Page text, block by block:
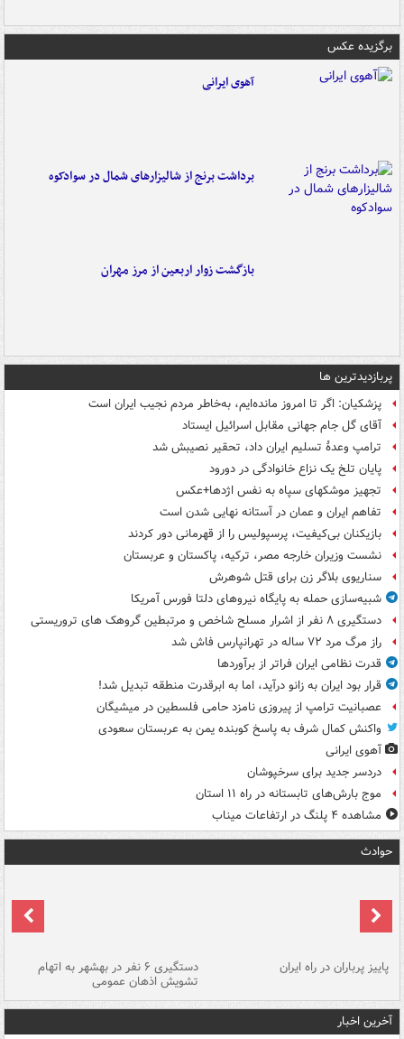
برگزیده عکس
آهوی ایرانی
برداشت برنج از شالیزارهای شمال در سوادکوه
بازگشت زوار اربعین از مرز مهران
پربازدیدترین ها
پزشکیان: اگر تا امروز مانده‌ایم، به‌خاطر مردم نجیب ایران است
آقای گل جام جهانی مقابل اسرائیل ایستاد
ترامپ وعدۀ تسلیم ایران داد، تحقیر نصیبش شد
پایان تلخ یک نزاع خانوادگی در دورود
تجهیز موشکهای سپاه به نفس اژدها+عکس
تفاهم ایران و عمان در آستانه نهایی شدن است
بازیکنان بی‌کیفیت، پرسپولیس را از قهرمانی دور کردند
نشست وزیران خارجه مصر، ترکیه، پاکستان و عربستان
سناریوی بلاگر زن برای قتل شوهرش
شبیه‌سازی حمله به پایگاه نیروهای دلتا فورس آمریکا
دستگیری ۸ نفر از اشرار مسلح شاخص و مرتبطین گروهک های تروریستی
راز مرگ مرد ۷۲ ساله در تهرانپارس فاش شد
قدرت نظامی ایران فراتر از برآوردها
قرار بود ایران به زانو درآید، اما به ابرقدرت منطقه تبدیل شد!
عصبانیت ترامپ از پیروزی نامزد حامی فلسطین در میشیگان
واکنش کمال شرف به پاسخ کوبنده یمن به عربستان سعودی
آهوی ایرانی
دردسر جدید برای سرخپوشان
موج بارش‌های تابستانه در راه ۱۱ استان
مشاهده ۴ پلنگ در ارتفاعات میناب
حوادث
پاییز پرباران در راه ایران دستگیری ۶ نفر در بهشهر به اتهام
تشویش اذهان عمومی
آخرین اخبار